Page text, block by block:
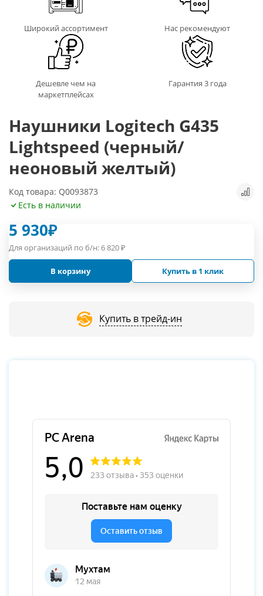
Широкий ассортимент Нас рекомендуют
Дешевле чем на
маркетплейсах
Гарантия 3 года
Наушники Logitech G435
Lightspeed (черный/
неоновый желтый)
Код товара: Q0093873
Есть в наличии
5 930₽
Для организаций по б/н:6 820₽
В корзину Купить в 1 клик
Купить в трейд-ин